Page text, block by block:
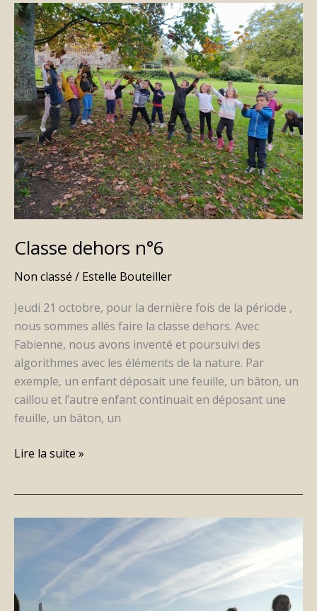
Classe dehors n°6
Non classé / Estelle Bouteiller
Jeudi 21 octobre, pour la dernière fois de la période ,
nous sommes allés faire la classe dehors. Avec
Fabienne, nous avons inventé et poursuivi des
algorithmes avec les éléments de la nature. Par
exemple, un enfant déposait une feuille, un bâton, un
caillou et l’autre enfant continuait en déposant une
feuille, un bâton, un
Classe
dehors
n°6
Lire la suite »
Téléthon